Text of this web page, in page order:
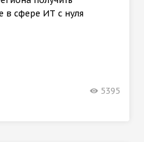
в сфере ИТ с нуля
5395